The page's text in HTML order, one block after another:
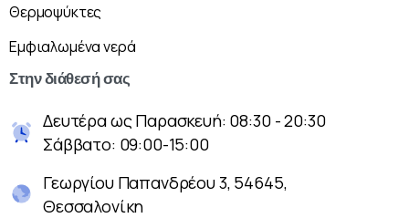
Θερμοψύκτες
Εμφιαλωμένα νερά
Στηνδιάθεσήσας
Δευτέρα ως Παρασκευή: 08:30 - 20:30
Σάββατο: 09:00-15:00
Γεωργίου Παπανδρέου 3, 54645,
Θεσσαλονίκη